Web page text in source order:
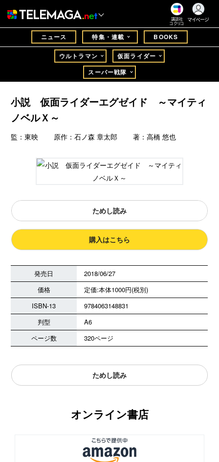
講談社
コクリコ
マイページ
ニュース 特集・連載 BOOKS
ウルトラマン
仮面ライダー
スーパー戦隊
小説 仮面ライダーエグゼイド ～マイティ
ノベルＸ～
監：東映 原作：石ノ森 章太郎 著：高橋 悠也
ためし読み
購入はこちら
発売日
2018/06/27
価格
定価:本体1000円(税別)
ISBN-13
9784063148831
判型
A6
ページ数
320ページ
ためし読み
オンライン書店